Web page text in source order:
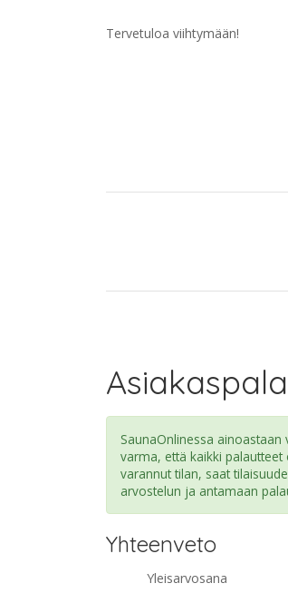
Tervetuloa viihtymään!
SaunaOnlinessa
varma, että kaikki
varannut tilan, saat
arvostelun ja antamaan
Yhteenveto
Yleisarvosana